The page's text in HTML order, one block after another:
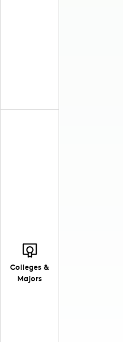
Colleges &
Majors